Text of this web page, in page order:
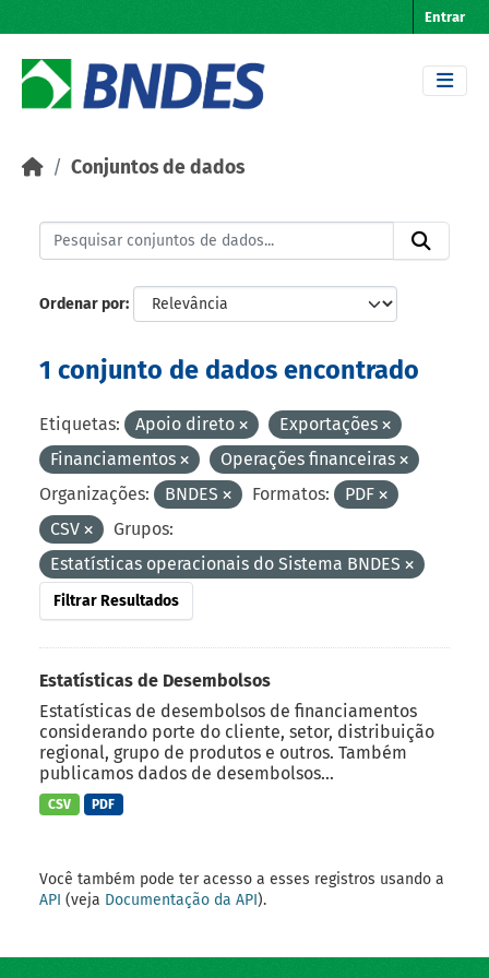
Entrar
Conjuntos de dados
Ordenar por
1 conjunto de dados encontrado
Etiquetas: Apoio direto
Exportações
Financiamentos
Operações financeiras
Organizações:
BNDES Formatos:
PDF
CSV
Grupos:
Estatísticas operacionais do Sistema BNDES
Filtrar Resultados
Estatísticas de Desembolsos
Estatísticas de desembolsos de financiamentos
considerando porte do cliente, setor, distribuição
regional, grupo de produtos e outros. Também
publicamos dados de desembolsos...
CSV PDF
Você também pode ter acesso a esses registros usando a
API (veja Documentação da API).